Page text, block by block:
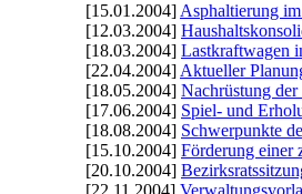
[15.01.2004] Asphaltierung
[12.03.2004]
[18.03.2004] Lastkraftwagen
[22.04.2004] Aktueller
[18.05.2004] Nachrüstung
[17.06.2004] Spiel- und
[18.08.2004] Schwerpunkte
[15.10.2004] Förderung einer
[20.10.2004]
[22.11.2004]